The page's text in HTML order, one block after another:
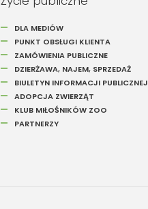
DLA MEDIÓW
PUNKT OBSŁUGI KLIENTA
ZAMÓWIENIA PUBLICZNE
DZIERŻAWA, NAJEM, SPRZEDAŻ
BIULETYN INFORMACJI PUBLICZNEJ
ADOPCJA ZWIERZĄT
KLUB MIŁOŚNIKÓW ZOO
PARTNERZY